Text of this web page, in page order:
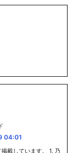
04:01
載しています。 1. 乃